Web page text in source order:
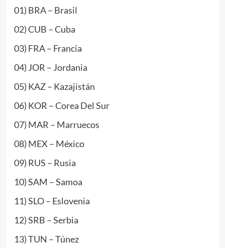
01) BRA – Brasil
02) CUB – Cuba
03) FRA – Francia
04) JOR – Jordania
05) KAZ – Kazajistán
06) KOR – Corea Del Sur
07) MAR – Marruecos
08) MEX – México
09) RUS – Rusia
10) SAM – Samoa
11) SLO – Eslovenia
12) SRB – Serbia
13) TUN – Túnez